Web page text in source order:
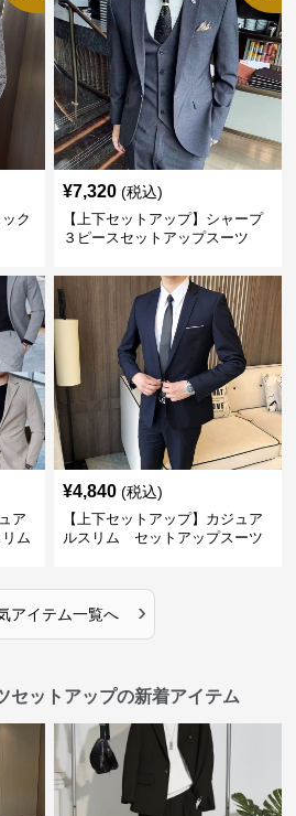
ク
¥7,320 (税込)
【上下セットアップ】シャープ
３ピースセットアップスーツ
ア
ム
¥4,840 (税込)
【上下セットアップ】カジュア
ルスリム セットアップスーツ
アイテム一覧へ ›
セットアップの新着アイテム